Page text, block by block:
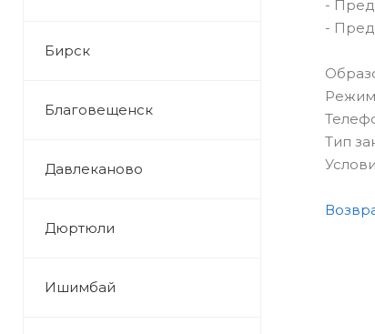
Бирск
Благовещенск
Давлеканово
Дюртюли
Ишимбай
-
-
Тип